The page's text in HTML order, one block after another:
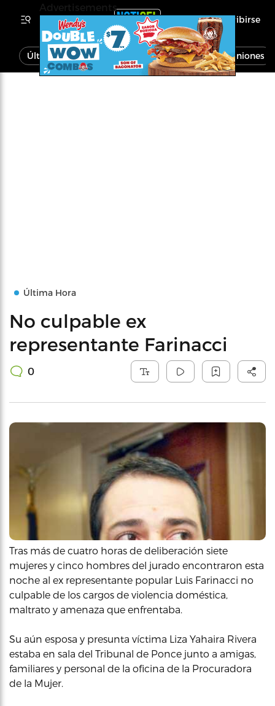
Inscribirse
Última Hora Noticias Economía Opiniones
Última Hora
No culpable ex
representante Farinacci
0
Tras más de cuatro horas de deliberación siete
mujeres y cinco hombres del jurado encontraron esta
noche al ex representante popular Luis Farinacci no
culpable de los cargos de violencia doméstica,
maltrato y amenaza que enfrentaba.
Su aún esposa y presunta víctima Liza Yahaira Rivera
estaba en sala del Tribunal de Ponce junto a amigas,
familiares y personal de la oficina de la Procuradora
de la Mujer.
Advertisements